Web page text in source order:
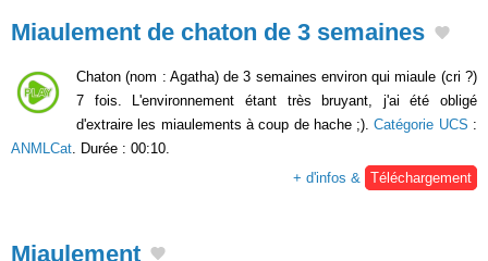
Miaulement de chaton de 3 semaines
Chaton (nom : Agatha) de 3 semaines environ qui miaule (cri ?)
7 fois. L'environnement étant très bruyant, j'ai été obligé
d'extraire les miaulements à coup de hache ;).Catégorie UCS :
ANMLCat . Durée : 00:10.
+ d'infos &
Téléchargement
Miaulement